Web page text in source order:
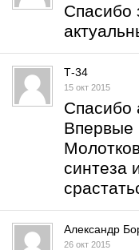
Спасибо
Т-34
15 окт 2015
Спасибо
Впервые
синтеза
Александр
26 окт 2015